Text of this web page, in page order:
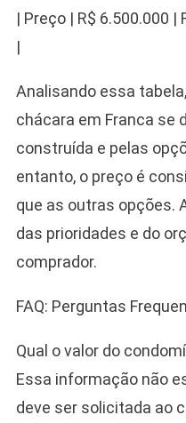
| Preço | R$ 6.500.000 |
|
Analisando essa
chácara em Franca se
construída e pelas
entanto, o preço é
que as outras opções.
das prioridades e do
comprador.
FAQ: Perguntas
Qual o valor do
Essa informação não
deve ser solicitada ao